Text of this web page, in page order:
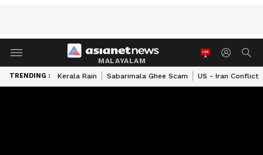
MALAYALAM
TRENDING : Kerala Rain Sabarimala Ghee Scam US - Iran Conflict